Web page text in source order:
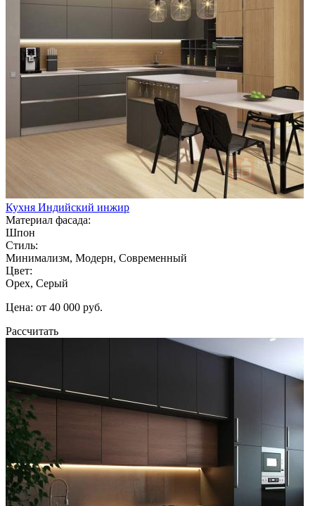
Кухня Индийский инжир
Материал фасада:
Шпон
Стиль:
Минимализм, Модерн, Современный
Цвет:
Орех, Серый
Цена: от 40 000 руб.
Рассчитать